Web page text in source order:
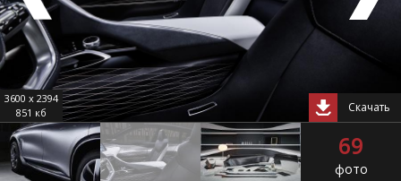
3600 x 2394
851 кб
Скачать
69
фото